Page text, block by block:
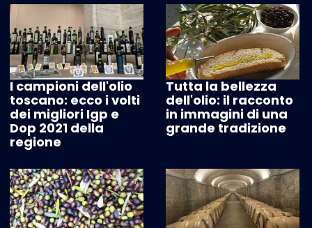
I campioni dell'olio
toscano: ecco i volti
dei migliori Igp e
Dop 2021 della
regione
Tutta la bellezza
dell'olio: il racconto
in immagini di una
grande tradizione